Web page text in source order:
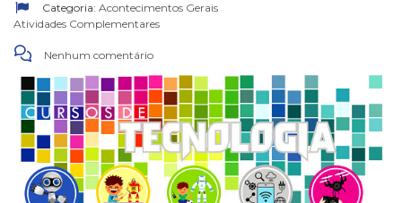
Categoria: Acontecimentos Gerais
Atividades Complementares
Nenhum comentário